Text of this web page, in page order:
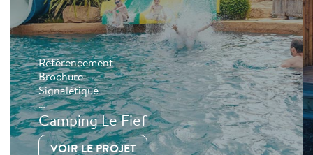
Référencement
Brochure
Signalétique
…
Camping Le Fief